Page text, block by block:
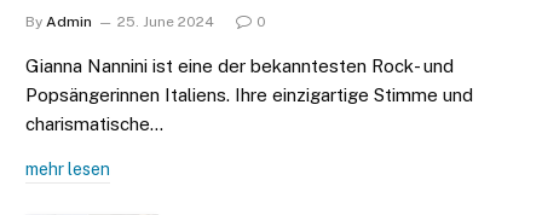
By Admin 25. June 2024 0
Gianna Nannini ist eine der bekanntesten Rock- und
Popsängerinnen Italiens. Ihre einzigartige Stimme und
charismatische…
mehr lesen